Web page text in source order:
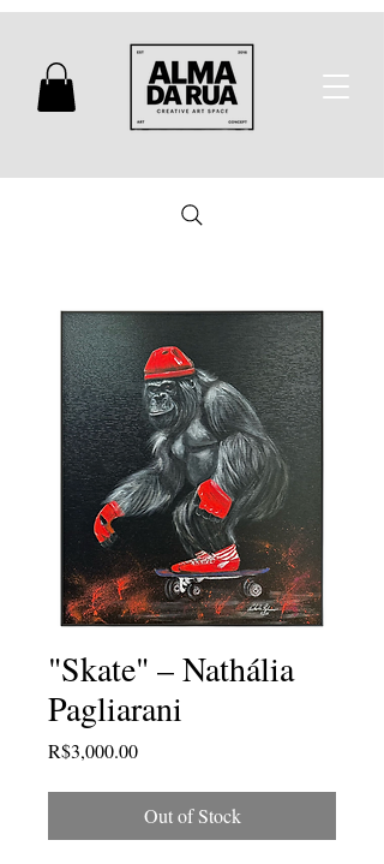
"Skate" – Nathália
Pagliarani
R$3,000.00Price
Out of Stock